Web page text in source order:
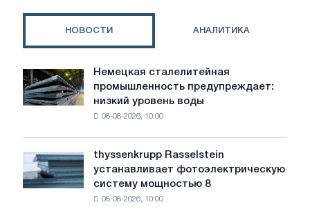
НОВОСТИ АНАЛИТИКА
Немецкая
сталелитейная
промышленность
предупреждает:
воды
угрожает
безопасности
Немецкая сталелитейная
промышленность предупреждает:
низкий уровень воды
08-08-2026, 10:00
thyssenkrupp
Rasselstein
устанавливает
фотоэлектрическую
thyssenkrupp Rasselstein
устанавливает фотоэлектрическую
систему мощностью 8
08-08-2026, 10:00